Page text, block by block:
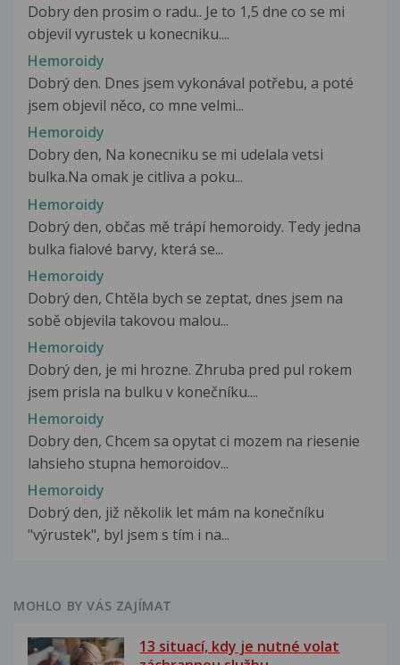
Dobry den prosim o radu.. Je to 1,5 dne co se mi
objevil vyrustek u konecniku....
Hemoroidy
Dobrý den. Dnes jsem vykonával potřebu, a poté
jsem objevil něco, co mne velmi...
Hemoroidy
Dobry den, Na konecniku se mi udelala vetsi
bulka.Na omak je citliva a poku...
Hemoroidy
Dobrý den, občas mě trápí hemoroidy. Tedy jedna
bulka fialové barvy, která se...
Hemoroidy
Dobrý den, Chtěla bych se zeptat, dnes jsem na
sobě objevila takovou malou...
Hemoroidy
Dobrý den, je mi hrozne. Zhruba pred pul rokem
jsem prisla na bulku v konečníku....
Hemoroidy
Dobry den, Chcem sa opytat ci mozem na riesenie
lahsieho stupna hemoroidov...
Hemoroidy
Dobrý den, již několik let mám na konečníku
"výrustek", byl jsem s tím i na...
MOHLO BY VÁS ZAJÍMAT
13 situací, kdy je nutné volat